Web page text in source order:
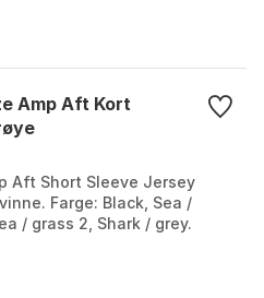
beve...
Amp Aft Kort
Aft Short Sleeve Jersey
Farge: Black, Sea /
/ grass 2, Shark / grey.